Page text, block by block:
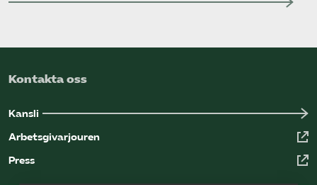
Kontakta oss
Kansli
Arbetsgivarjouren
Press